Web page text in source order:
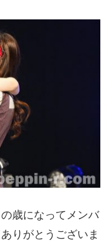
歳になってメンバ
りがとうございま